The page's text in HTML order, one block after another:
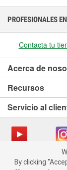
We use cookies
PROFESIONALES
Contacta tu
Acerca de
Recursos
Servicio al
Copyright © 2008-
By clicking